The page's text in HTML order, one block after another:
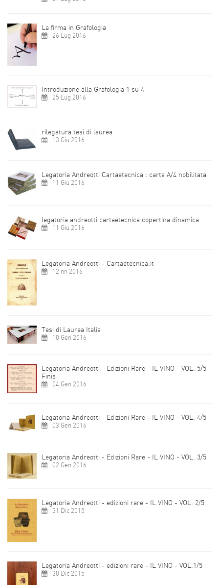
La firma in Grafologia
26 Lug 2016
Introduzione alla Grafologia 1 su 4
25 Lug 2016
rilegatura tesi di laurea
13 Giu 2016
Legatoria Andreotti Cartaetecnica : carta A/4 nobilitata
11 Giu 2016
legatoria andreotti cartaetecnica copertina dinamica
11 Giu 2016
Legatoria Andreotti - Cartaetecnica.it
12 nn 2016
Tesi di Laurea Italia
10 Gen 2016
Legatoria Andreotti - Edizioni Rare - IL VINO - VOL. 5/5
Finis
04 Gen 2016
Legatoria Andreotti - Edizioni Rare - IL VINO - VOL. 4/5
03 Gen 2016
Legatoria Andreotti - Edizioni Rare - IL VINO - VOL. 3/5
02 Gen 2016
Legatoria Andreotti - edizioni rare - IL VINO - VOL. 2/5
31 Dic 2015
Legatoria Andreotti - edizioni rare - IL VINO - VOL.1/5
30 Dic 2015